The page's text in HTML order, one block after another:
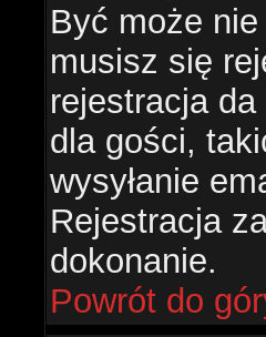
Być może
musisz się
rejestracja
dla gości,
wysyłanie
Rejestracja
dokonanie.
Powrót do